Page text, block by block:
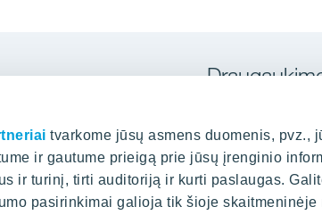
tvarkome jūsų asmens duomenis, pvz.,
ir gautume prieigą prie jūsų įrenginio
ir turinį, tirti auditoriją ir kurti paslaugas.
pasirinkimai galioja tik šioje
Biuras Kaune
Karaliaus Mindaugo pr. 35, LT-